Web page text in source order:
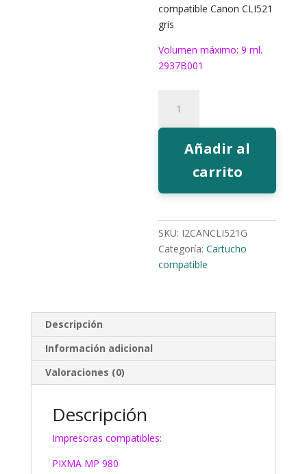
compatible Canon CLI521
gris
Volumen máximo: 9 ml.
2937B001
Tinta
EcoInk
CLI521
cantidad
Añadir al
carrito
SKU: I2CANCLI521G
Categoría:Cartucho
compatible
Descripción
Información adicional
Valoraciones (0)
Descripción
Impresoras compatibles:
PIXMA MP 980